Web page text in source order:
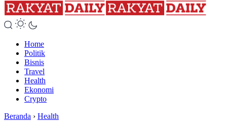
Home
Politik
Bisnis
Travel
Health
Ekonomi
Crypto
Beranda › Health